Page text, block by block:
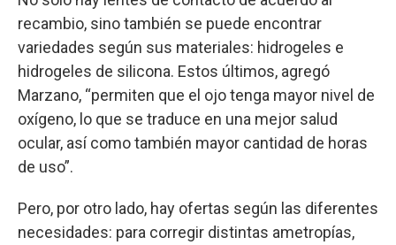
recambio, sino también se puede encontrar
variedades según sus materiales: hidrogeles e
hidrogeles de silicona. Estos últimos, agregó
Marzano, “permiten que el ojo tenga mayor nivel de
oxígeno, lo que se traduce en una mejor salud
ocular, así como también mayor cantidad de horas
de uso”.
Pero, por otro lado, hay ofertas según las diferentes
necesidades: para corregir distintas ametropías,